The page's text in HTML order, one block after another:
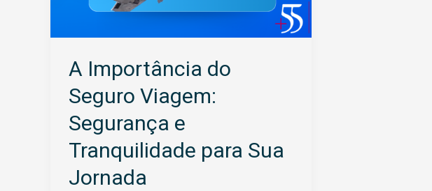
A Importância do
Seguro Viagem:
Segurança e
Tranquilidade para Sua
Jornada